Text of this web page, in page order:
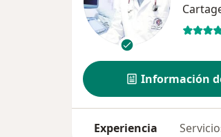
Información
Experiencia